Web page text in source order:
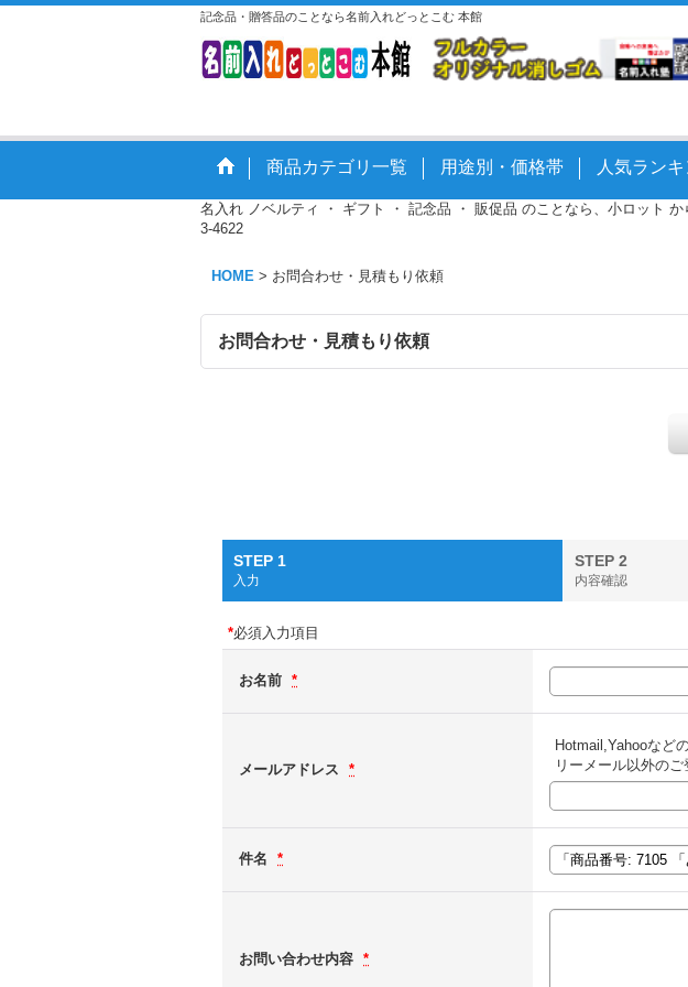
記念品・贈答品のことなら名前入れどっとこむ 本館
商品カテゴリ一覧 用途別・価格帯 人気ラン
名入れ ノベルティ ・ ギフト ・ 記念品 ・ 販促品 のことなら、小ロット
3-4622
HOME > お問合わせ・見積もり依頼
お問合わせ・見積もり依頼
STEP 1
入力
STEP 2
内容確認
*必須入力項目
お名前 *
メールアドレス *
Hotmail,Yahooなど
リーメール以外のご
件名 *
お問い合わせ内容 *